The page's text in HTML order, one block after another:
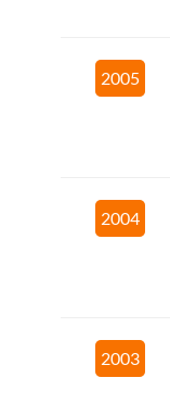
2005
2004
2003